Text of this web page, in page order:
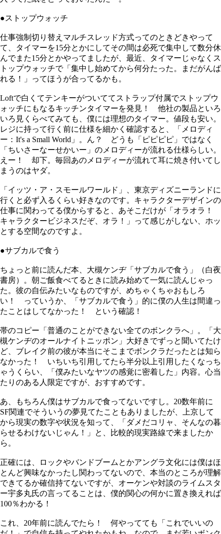
●ストップウォッチ
仕事強制切り替えマルチスレッド方式ってのときどきやって
て、タイマーを15分とかにしてその間は必死で集中して数分休
んでまた15分とかやってましたが、最近、タイマーじゃなくス
トップウォッチで「集中し始めてから何分たった。まだがんば
れる！」ってほうが合ってるかも。
Loftで白くてテンキーがついててストラップ付属でストップウ
ォッチにもなるキッチンタイマーを発見！ 他社の製品といろ
いろ見くらべてみても、僕には理想のタイマー。値段も安い。
レジに持って行く前に仕様を細かく確認すると、「メロディ
ー：It's a Small World」。ん？ どうも「ピピピピ」ではなく
「ちいさーなーせかいー」のメロディーが流れる仕様らしい。
えー！ 却下。毎回あのメロディーが流れて耳に焼き付いてし
まうのはヤダ。
「イッツ・ア・スモールワールド」、東京ディズニーランドに
行くと必ず入るくらい好きなのです。キャラクターデザインの
仕事に関わってる僕からすると、あそこだけが「オラオラ！
キャラクタービジネスだぞ、オラ！」って感じがしない、ホッ
とする空間なのですよ。
●サブカルで食う
ちょっと前に読んだ本、大槻ケンヂ「サブカルで食う」（白夜
書房）。朝ご飯食べてるときに読み始めて一気に読んじゃっ
た。彼の自伝みたいなものですが、めちゃくちゃおもしろ
い！ っていうか、「サブカルで食う」的に僕の人生は間違っ
たことはしてなかった！ という確認！
帯のコピー「普通のことができない全てのボンクラへ」。「大
槻ケンヂのオールナイトニッポン」大好きでずっと聞いてたけ
ど、ブレイク前の彼が本当にそこまでボンクラだったとは知ら
なかった！ いちいち引用してたら半分以上引用したくなっち
ゃうくらい、「僕みたいなヤツの感覚に密着した」内容。心当
たりのある人限定ですが、おすすめです。
あ、もちろん僕はサブカルで食ってないですし。20数年前に
SF関連でそういうの夢見てたこともありましたが、上京して
から現実の数字や状況を知って、「ダメだコリャ、そんなの暮
らせるわけないじゃん！」と、比較的現実路線で来ましたか
ら。
正確には、ロックやバンドブームとかアングラ文化には僕はほ
とんど興味なかったし関わってないので、本当のところが理解
できてるか確信持てないですが、オーケンや対談のライムスタ
ー宇多丸氏の言ってることは、僕的関心の何かに置き換えれば
100％わかる！
これ、20年前に読んでたら！ 何やってても「これでいいの